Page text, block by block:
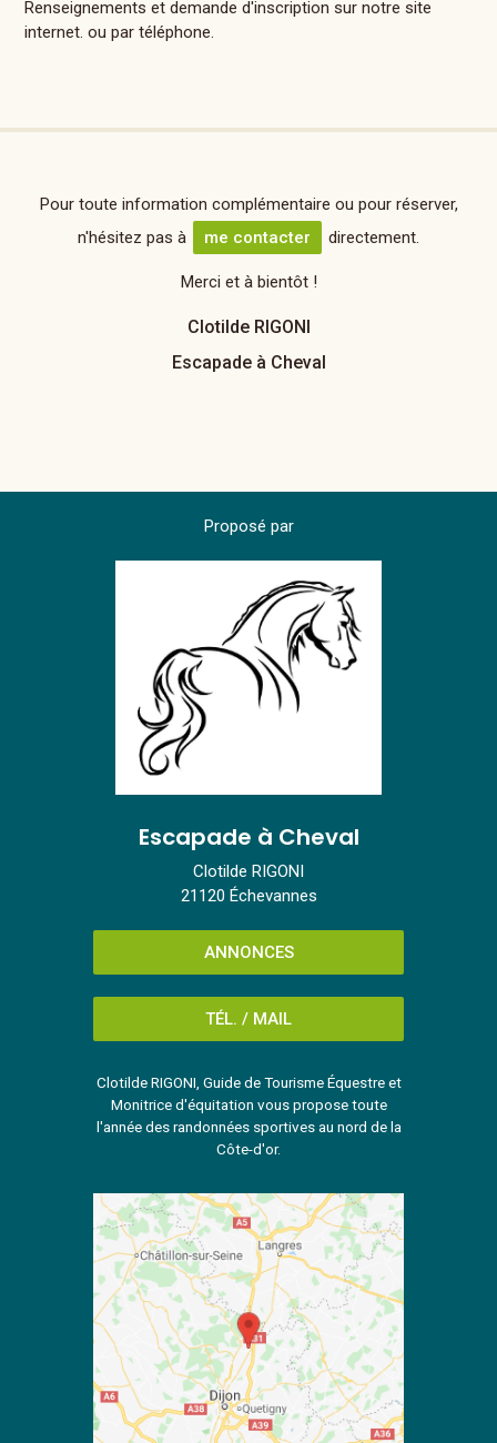
Renseignements et demande d'inscription sur notre site
internet. ou par téléphone.
Pour toute information complémentaire ou pour réserver,
n'hésitez pas à
me contacter directement.
Merci et à bientôt !
Clotilde RIGONI
Escapade à Cheval
Proposé par
Escapade à Cheval
Clotilde RIGONI
21120 Échevannes
ANNONCES
TÉL. / MAIL
Clotilde RIGONI, Guide de Tourisme Équestre et
Monitrice d'équitation vous propose toute
l'année des randonnées sportives au nord de la
Côte-d'or.